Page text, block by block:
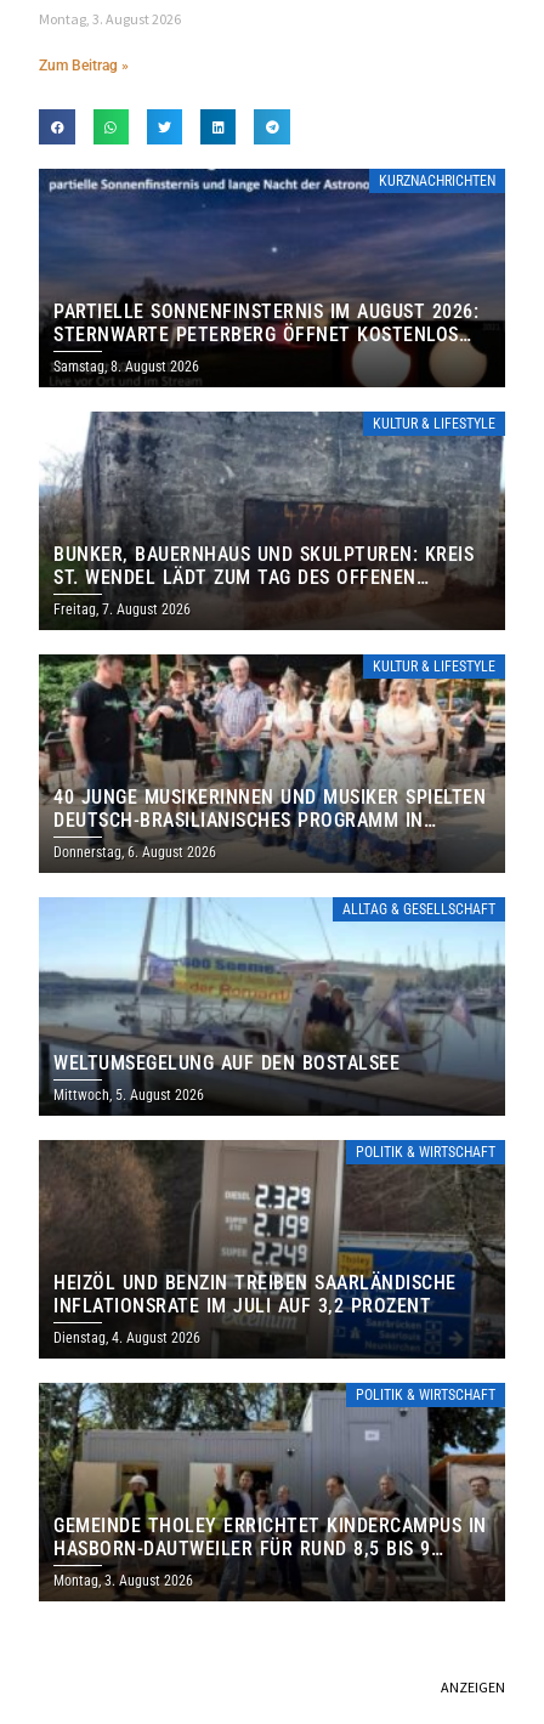
Montag, 3. August 2026
Zum Beitrag »
KURZNACHRICHTEN
PARTIELLE SONNENFINSTERNIS IM AUGUST 2026:
STERNWARTE PETERBERG ÖFFNET KOSTENLOS
IHRE TORE
Samstag, 8. August 2026
KULTUR & LIFESTYLE
BUNKER, BAUERNHAUS UND SKULPTUREN: KREIS
ST. WENDEL LÄDT ZUM TAG DES OFFENEN
DENKMALS EIN
Freitag, 7. August 2026
KULTUR & LIFESTYLE
40 JUNGE MUSIKERINNEN UND MUSIKER SPIELTEN
DEUTSCH-BRASILIANISCHES PROGRAMM IN
THOLEY
Donnerstag, 6. August 2026
ALLTAG & GESELLSCHAFT
WELTUMSEGELUNG AUF DEN BOSTALSEE
Mittwoch, 5. August 2026
POLITIK & WIRTSCHAFT
HEIZÖL UND BENZIN TREIBEN SAARLÄNDISCHE
INFLATIONSRATE IM JULI AUF 3,2 PROZENT
Dienstag, 4. August 2026
POLITIK & WIRTSCHAFT
GEMEINDE THOLEY ERRICHTET KINDERCAMPUS IN
HASBORN-DAUTWEILER FÜR RUND 8,5 BIS 9
MILLIONEN EURO
Montag, 3. August 2026
ANZEIGEN